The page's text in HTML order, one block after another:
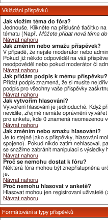
Vkládání příspěvků
Jak vložím téma do fóra?
Jednouše. Klikněte na příslušné tlačítko
tématu (Např. Můžete přidat nová téma
Návrat nahoru
Jak změním nebo smažu příspěvek?
V případě, že nejste moderátor nebo
Pokud již někdo odpověděl na váš
neodpověděl nebo pokud moderátor či
Návrat nahoru
Jak přidám podpis k mému příspěvku?
Přidat podpis znamená, že si musíte
podpis pro všechny vaše příspěvky
Návrat nahoru
Jak vytvořím hlasování?
Vytvoření hlasování je jednoduché. Když
nevidíte, zřejmě nemáte oprávnění
pro anketu, kde 0 znamená neomezenou
Návrat nahoru
Jak změním nebo smažu hlasování?
Je to stejné jako s příspěvky, hlasování
spojeno). Pokud nikdo zatím nehlasoval,
se snažíme zabránit manipulaci s výsledky
Návrat nahoru
Proč se nemohu dostat k fóru?
Některá fóra mohou být znepřístupněna
je.
Návrat nahoru
Proč nemohu hlasovat v anketě?
Hlasovat mohou jen registrovaní uživatelé
Návrat nahoru
Formátování a typy příspěvků